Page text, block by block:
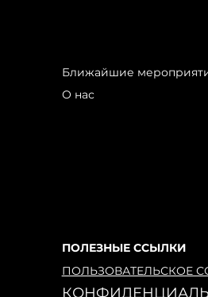
Ближайшие
О нас
ПОЛЕЗНЫЕ ССЫЛКИ
ПОЛЬЗОВАТЕЛЬСКОЕ